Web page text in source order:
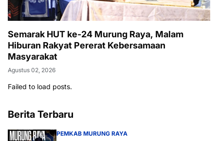
Semarak HUT ke-24 Murung Raya, Malam
Hiburan Rakyat Pererat Kebersamaan
Masyarakat
Agustus 02, 2026
Failed to load posts.
Berita Terbaru
PEMKAB MURUNG RAYA